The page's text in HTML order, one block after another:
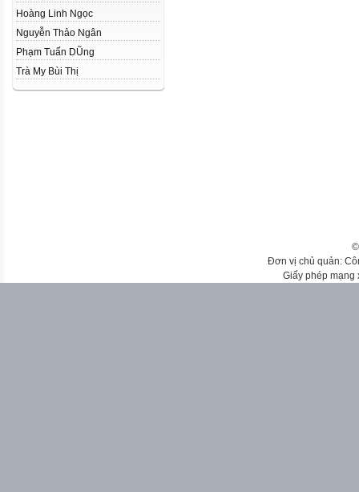
Hoàng Linh Ngọc
Nguyễn Thảo Ngân
Phạm Tuấn DŨng
Trà My Bùi Thị
Đơn vị chủ quản:
Giấy phép mạng